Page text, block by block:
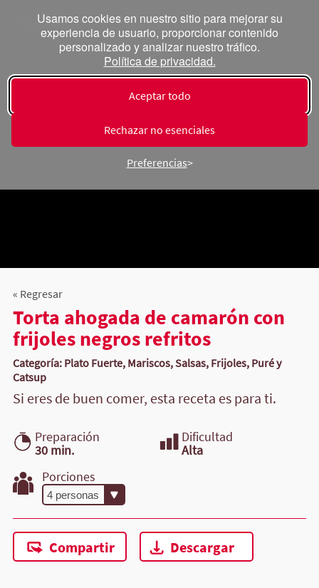
Usamos cookies en nuestro sitio para mejorar su
experiencia de usuario, proporcionar contenido
personalizado y analizar nuestro tráfico.
Política de privacidad.
Aceptar todo
Rechazar no esenciales
Preferencias
« Regresar
Torta ahogada de camarón con
frijoles negros refritos
Categoría: Plato Fuerte, Mariscos, Salsas, Frijoles, Puré y
Catsup
Si eres de buen comer, esta receta es para ti.
Preparación
30 min.
Dificultad
Alta
Porciones
Compartir Descargar